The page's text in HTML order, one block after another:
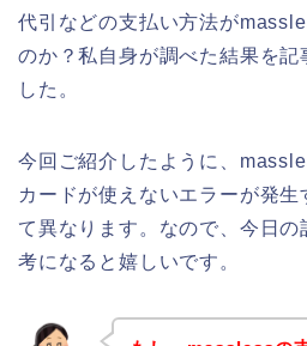
代引などの支払い方法が
のか？私自身が調べた結果を記
した。
今回ご紹介したように、
カードが使えないエラーが発生
て異なります。なので、今日の
考になると嬉しいです。